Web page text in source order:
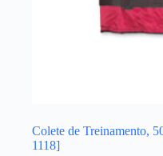
Colete de Treinamento,
1118]